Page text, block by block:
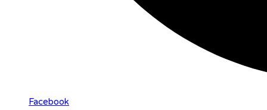
Facebook